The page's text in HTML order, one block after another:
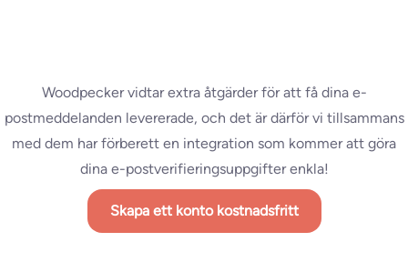
Woodpecker vidtar extra åtgärder för att få dina e-
postmeddelanden levererade, och det är därför vi tillsammans
med dem har förberett en integration som kommer att göra
dina e-postverifieringsuppgifter enkla!
Skapa ett konto kostnadsfritt